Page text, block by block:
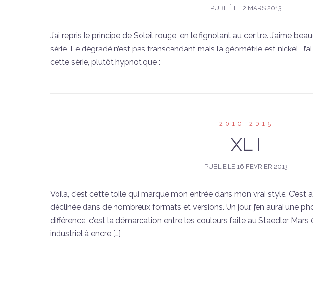
PUBLIÉ LE2 MARS 2013
J’ai repris le principe de Soleil rouge, en le fignolant au centre. J’aime
série. Le dégradé n’est pas transcendant mais la géométrie est nickel.
cette série, plutôt hypnotique :
2010-2015
XL I
PUBLIÉ LE 16 FÉVRIER 2013
Voila, c’est cette toile qui marque mon entrée dans mon vrai style. C’est
déclinée dans de nombreux formats et versions. Un jour, j’en aurai une
différence, c’est la démarcation entre les couleurs faite au Staedler Mars
industriel à encre […]